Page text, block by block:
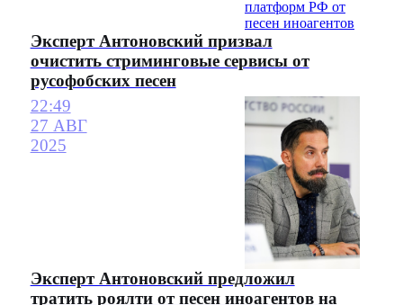
Эксперт Антоновский призвал
очистить стриминговые сервисы от
русофобских песен
22:49
27 АВГ
2025
Эксперт Антоновский предложил
тратить роялти от песен иноагентов на